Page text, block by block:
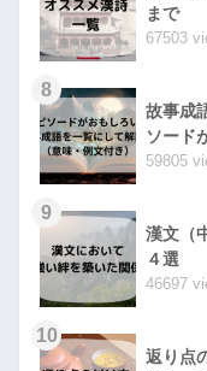
まで
67503
8
故事成
ソード
59805
9
漢文（
４選
46697
10
返り点